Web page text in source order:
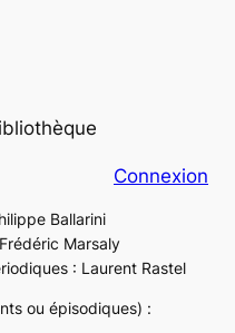
Connexion
Ballarini
Marsaly
: Laurent Rastel
ou épisodiques) :